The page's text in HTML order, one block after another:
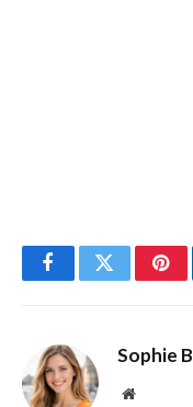
FacebookTwitter
Sophie
Website